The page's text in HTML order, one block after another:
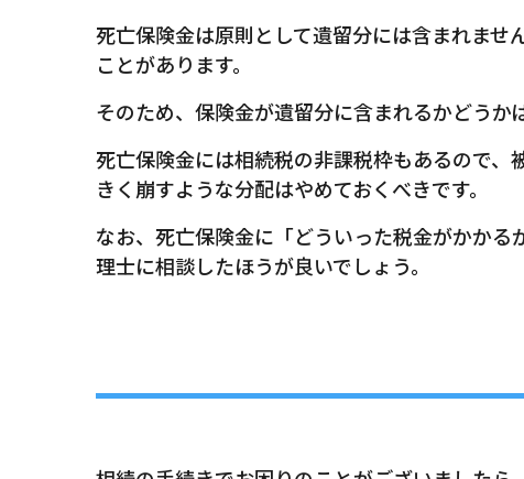
死亡保険金は原則として遺留分には含まれま
ことがあります。
そのため、保険金が遺留分に含まれるかどうか
死亡保険金には相続税の非課税枠もあるので
きく崩すような分配はやめておくべきです。
なお、死亡保険金に「どういった税金がかか
理士に相談したほうが良いでしょう。